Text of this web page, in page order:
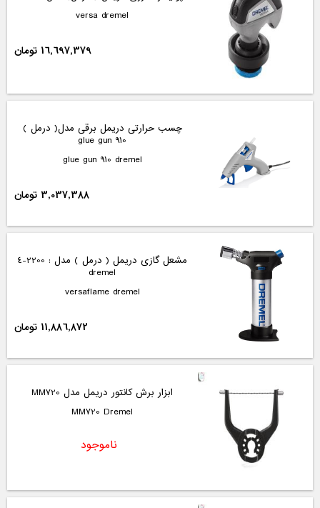
versa dremel
16,697,379 تومان
چسب حرارتی دریمل برقی مدل( درمل )
glue gun 910
glue gun 910 dremel
3,037,388 تومان
مشعل گازی دریمل ( درمل ) مدل : 2200-4
dremel
versaflame dremel
11,886,872 تومان
ابزار برش کانتور دریمل مدل MM720
MM720 Dremel
ناموجود